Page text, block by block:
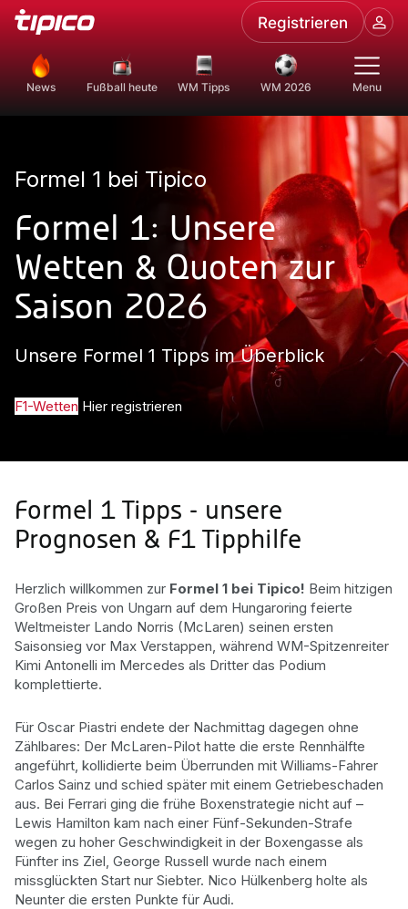
Registrieren
News Fußball heute WM Tipps WM 2026 Menu
Formel 1 bei Tipico
Formel 1: Unsere
Wetten & Quoten zur
Saison 2026
Unsere Formel 1 Tipps im Überblick
F1-Wetten Hier registrieren
Formel 1 Tipps - unsere
Prognosen & F1 Tipphilfe
Herzlich willkommen zur Formel 1 bei Tipico! Beim hitzigen
Großen Preis von Ungarn auf dem Hungaroring feierte
Weltmeister Lando Norris (McLaren) seinen ersten
Saisonsieg vor Max Verstappen, während WM-Spitzenreiter
Kimi Antonelli im Mercedes als Dritter das Podium
komplettierte.
Für Oscar Piastri endete der Nachmittag dagegen ohne
Zählbares: Der McLaren-Pilot hatte die erste Rennhälfte
angeführt, kollidierte beim Überrunden mit Williams-Fahrer
Carlos Sainz und schied später mit einem Getriebeschaden
aus. Bei Ferrari ging die frühe Boxenstrategie nicht auf –
Lewis Hamilton kam nach einer Fünf-Sekunden-Strafe
wegen zu hoher Geschwindigkeit in der Boxengasse als
Fünfter ins Ziel, George Russell wurde nach einem
missglückten Start nur Siebter. Nico Hülkenberg holte als
Neunter die ersten Punkte für Audi.